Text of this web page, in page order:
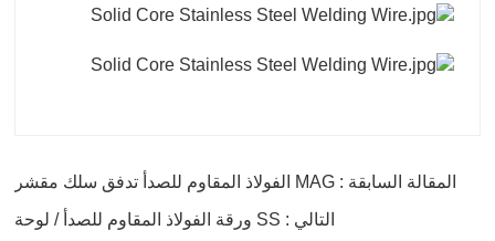
المقالة السابقة : MAG الفولاذ المقاوم للصدأ تدفق سلك مقشر
التالي : SS ورقة الفولاذ المقاوم للصدأ / لوحة